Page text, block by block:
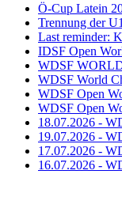
Ö-Cup Latein
Trennung der
Last reminder:
IDSF Open
WDSF
WDSF World
WDSF Open
WDSF Open
18.07.2026 -
19.07.2026 -
17.07.2026 -
16.07.2026 -